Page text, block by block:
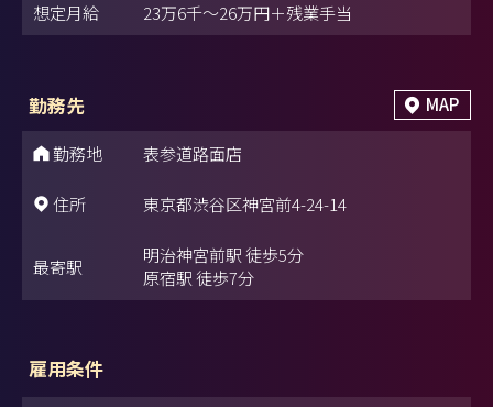
想定月給 23万6千～26万円＋残業手当
勤務先 MAP
勤務地 表参道路面店
住所 東京都渋谷区神宮前4-24-14
最寄駅
明治神宮前駅 徒歩5分
原宿駅 徒歩7分
雇用条件